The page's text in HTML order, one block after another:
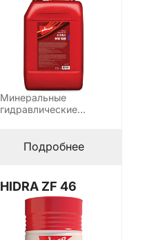
Минеральные
гидравлические
среды в
гидростатических…
Подробнее
HIDRA ZF 46